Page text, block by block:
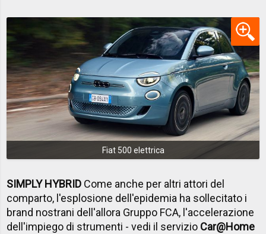
Fiat 500 elettrica
SIMPLY HYBRID Come anche per altri attori del
comparto, l'esplosione dell'epidemia ha sollecitato i
brand nostrani dell'allora Gruppo FCA, l'accelerazione
dell'impiego di strumenti - vedi il servizio Car@Home